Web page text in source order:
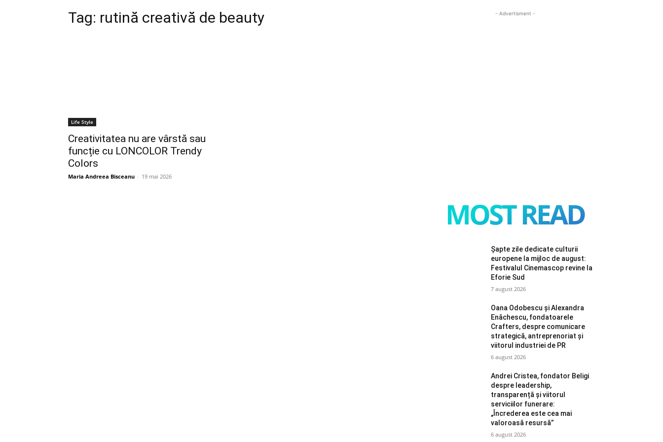
Tag: rutină creativă de beauty
Life Style
Creativitatea nu are vârstă sau
funcție cu LONCOLOR Trendy
Colors
Maria Andreea Bisceanu - 19 mai 2026
- Advertisment -
MOST READ
Șapte zile dedicate culturii
europene la mijloc de august:
Festivalul Cinemascop revine la
Eforie Sud
7 august 2026
Oana Odobescu și Alexandra
Enăchescu, fondatoarele
Crafters, despre comunicare
strategică, antreprenoriat și
viitorul industriei de PR
6 august 2026
Andrei Cristea, fondator Beligi
despre leadership,
transparență și viitorul
serviciilor funerare:
„Încrederea este cea mai
valoroasă resursă”
6 august 2026